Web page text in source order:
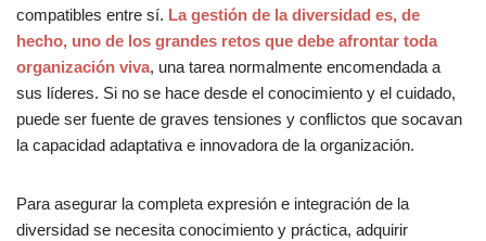
compatibles entre sí. La gestión de la diversidad es, de
hecho, uno de los grandes retos que debe afrontar toda
organización viva, una tarea normalmente encomendada a
sus líderes. Si no se hace desde el conocimiento y el cuidado,
puede ser fuente de graves tensiones y conflictos que socavan
la capacidad adaptativa e innovadora de la organización.
Para asegurar la completa expresión e integración de la
diversidad se necesita conocimiento y práctica, adquirir